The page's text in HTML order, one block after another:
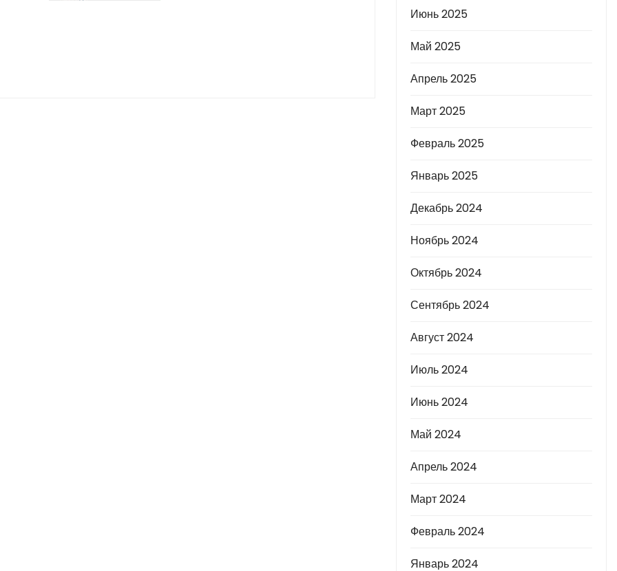
Июнь 2025
Май 2025
Апрель 2025
Март 2025
Февраль 2025
Январь 2025
Декабрь 2024
Ноябрь 2024
Октябрь 2024
Сентябрь 2024
Август 2024
Июль 2024
Июнь 2024
Май 2024
Апрель 2024
Март 2024
Февраль 2024
Январь 2024